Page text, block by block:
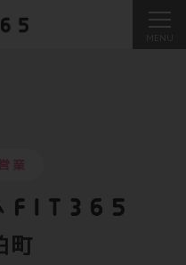
業
町